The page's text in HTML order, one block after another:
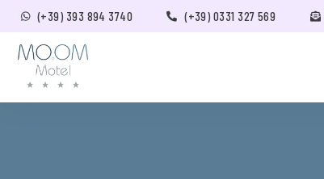
(+39) 393 894 3740 (+39) 0331 327 569